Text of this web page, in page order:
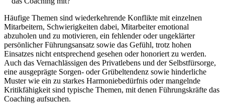
Häufige Themen sind wiederkehrende Konflikte mit einzelnen
Mitarbeitern, Schwierigkeiten dabei, Mitarbeiter emotional
abzuholen und zu motivieren, ein fehlender oder ungeklärter
persönlicher Führungsansatz sowie das Gefühl, trotz hohen
Einsatzes nicht entsprechend gesehen oder honoriert zu werden.
Auch das Vernachlässigen des Privatlebens und der Selbstfürsorge,
eine ausgeprägte Sorgen- oder Grübeltendenz sowie hinderliche
Muster wie ein zu starkes Harmoniebedürfnis oder mangelnde
Kritikfähigkeit sind typische Themen, mit denen Führungskräfte das
Coaching aufsuchen.